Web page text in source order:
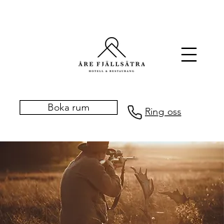
Boka rum Ring oss